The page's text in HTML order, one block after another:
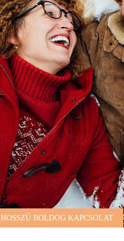
HOSSZÚ BOLDOG KAPCSOLAT